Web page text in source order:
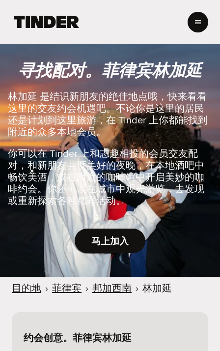
e
r
页
寻找配对。菲律宾林加延
林加延 是结识新朋友的绝佳地点哦，快来看看
这里的交友约会机遇吧。不论你是这里的居民
还是计划到这里旅游，在 Tinder 上你都能找到
附近的众多本地会员。
你可以在 Tinder 上和志趣相投的会员交友配
对，和新朋友共度美好的夜晚，在本地酒吧中
畅饮美酒，或在附近的咖啡馆中开启美妙的咖
啡约会。你还可以在城市中观光游览，去发现
或重新探索各种精彩活动。
马上加入
目的地 › 菲律宾 › 邦加西南 › 林加延
约会创意。菲律宾林加延